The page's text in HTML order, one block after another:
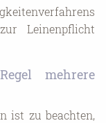
Leinenpflicht
mehrere
ist zu beachten,